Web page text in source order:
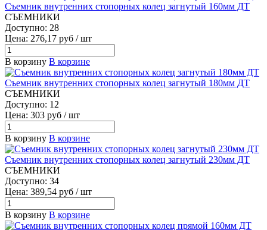
Съемник внутренних стопорных колец загнутый 160мм ДТ
СЪЕМНИКИ
Доступно: 28
Цена: 276,17 руб / шт
В корзину В корзине
Съемник внутренних стопорных колец загнутый 180мм ДТ
СЪЕМНИКИ
Доступно: 12
Цена: 303 руб / шт
В корзину В корзине
Съемник внутренних стопорных колец загнутый 230мм ДТ
СЪЕМНИКИ
Доступно: 34
Цена: 389,54 руб / шт
В корзину В корзине